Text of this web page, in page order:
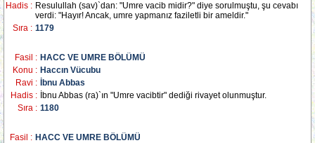
Hadis : Resulullah (sav)`dan: "Umre vacib midir?" diye sorulmuştu, şu cevabı
verdi: "Hayır! Ancak, umre yapmanız faziletli bir ameldir."
Sıra : 1179
Fasil : HACC VE UMRE BÖLÜMÜ
Konu : Haccın Vücubu
Ravi :
İbnu Abbas
Hadis : İbnu Abbas (ra)`ın "Umre vacibtir" dediği rivayet olunmuştur.
Sıra : 1180
Fasil : HACC VE UMRE BÖLÜMÜ